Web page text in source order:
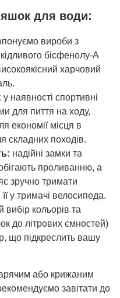
для води:
вироби з
бісфенолу-А
харчовий
у наявності спортивні
для пиття на ходу,
економії місця в
складних походів.
надійні замки та
проливанню, а
зручно тримати
у тримачі велосипеда.
вибір кольорів та
до літрових ємностей)
що підкреслить вашу
або крижаним
завітати до